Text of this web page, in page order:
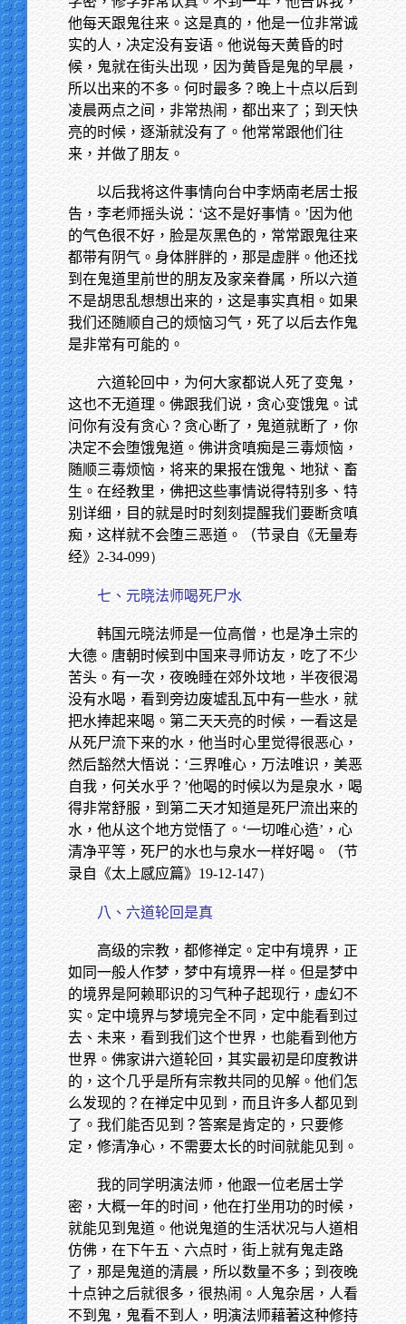
他每天跟鬼往来。这是真的，他是一位非常诚
实的人，决定没有妄语。他说每天黄昏的时
候，鬼就在街头出现，因为黄昏是鬼的早晨，
所以出来的不多。何时最多？晚上十点以后到
凌晨两点之间，非常热闹，都出来了；到天快
亮的时候，逐渐就没有了。他常常跟他们往
来，并做了朋友。
以后我将这件事情向台中李炳南老居士报
告，李老师摇头说：‘这不是好事情。’因为他
的气色很不好，脸是灰黑色的，常常跟鬼往来
都带有阴气。身体胖胖的，那是虚胖。他还找
到在鬼道里前世的朋友及家亲眷属，所以六道
不是胡思乱想想出来的，这是事实真相。如果
我们还随顺自己的烦恼习气，死了以后去作鬼
是非常有可能的。
六道轮回中，为何大家都说人死了变鬼，
这也不无道理。佛跟我们说，贪心变饿鬼。试
问你有没有贪心？贪心断了，鬼道就断了，你
决定不会堕饿鬼道。佛讲贪嗔痴是三毒烦恼，
随顺三毒烦恼，将来的果报在饿鬼、地狱、畜
生。在经教里，佛把这些事情说得特别多、特
别详细，目的就是时时刻刻提醒我们要断贪嗔
痴，这样就不会堕三恶道。（节录自《无量寿
经》 2-34-099）
七、元晓法师喝死尸水
韩国元晓法师是一位高僧，也是净土宗的
大德。唐朝时候到中国来寻师访友，吃了不少
苦头。有一次，夜晚睡在郊外坟地，半夜很渴
没有水喝，看到旁边废墟乱瓦中有一些水，就
把水捧起来喝。第二天天亮的时候，一看这是
从死尸流下来的水，他当时心里觉得很恶心，
然后豁然大悟说：‘三界唯心，万法唯识，美恶
自我，何关水乎？’他喝的时候以为是泉水，喝
得非常舒服，到第二天才知道是死尸流出来的
水，他从这个地方觉悟了。‘一切唯心造’，心
清净平等，死尸的水也与泉水一样好喝。（节
录自《太上感应篇》 19-12-147）
八、六道轮回是真
高级的宗教，都修禅定。定中有境界，正
如同一般人作梦，梦中有境界一样。但是梦中
的境界是阿赖耶识的习气种子起现行，虚幻不
实。定中境界与梦境完全不同，定中能看到过
去、未来，看到我们这个世界，也能看到他方
世界。佛家讲六道轮回，其实最初是印度教讲
的，这个几乎是所有宗教共同的见解。他们怎
么发现的？在禅定中见到，而且许多人都见到
了。我们能否见到？答案是肯定的，只要修
定，修清净心，不需要太长的时间就能见到。
我的同学明演法师，他跟一位老居士学
密，大概一年的时间，他在打坐用功的时候，
就能见到鬼道。他说鬼道的生活状况与人道相
仿佛，在下午五、六点时，街上就有鬼走路
了，那是鬼道的清晨，所以数量不多；到夜晚
十点钟之后就很多，很热闹。人鬼杂居，人看
不到鬼，鬼看不到人，明演法师藉著这种修持